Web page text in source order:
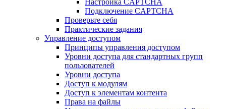
Настройка CAPTCHA
Подключение CAPTCHA
Проверьте себя
Практические задания
Управление доступом
Принципы управления доступом
Уровни доступа для стандартных групп
пользователей
Уровни доступа
Доступ к модулям
Доступ к элементам контента
Права на файлы